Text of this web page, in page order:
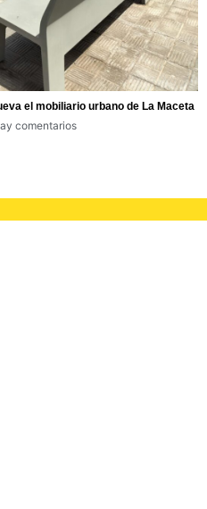
el mobiliario urbano de La Maceta
comentarios